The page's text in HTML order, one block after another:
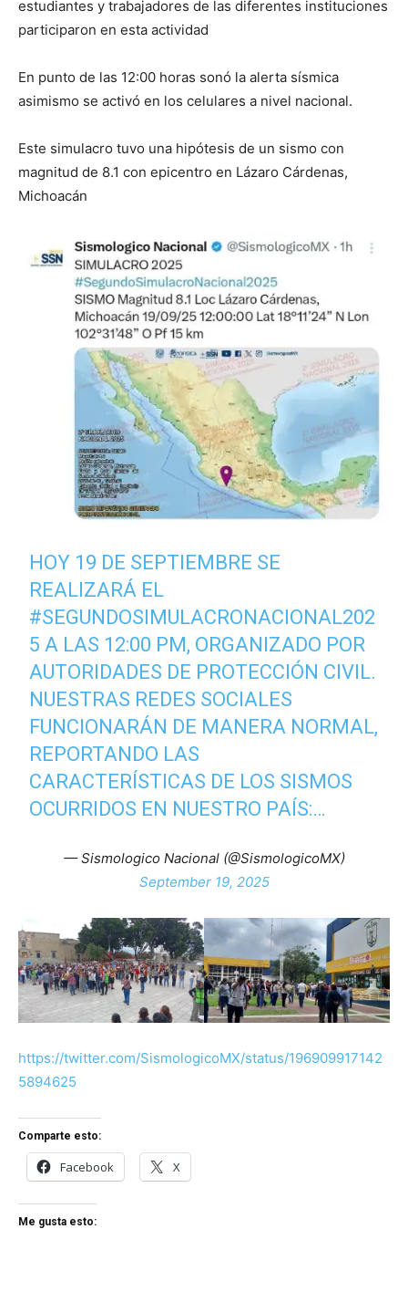
estudiantes y trabajadores de las diferentes instituciones
participaron en esta actividad
En punto de las 12:00 horas sonó la alerta sísmica
asimismo se activó en los celulares a nivel nacional.
Este simulacro tuvo una hipótesis de un sismo con
magnitud de 8.1 con epicentro en Lázaro Cárdenas,
Michoacán
HOY 19 DE SEPTIEMBRE SE
REALIZARÁ EL
#SEGUNDOSIMULACRONACIONAL202
5 A LAS 12:00 PM, ORGANIZADO POR
AUTORIDADES DE PROTECCIÓN CIVIL.
NUESTRAS REDES SOCIALES
FUNCIONARÁN DE MANERA NORMAL,
REPORTANDO LAS
CARACTERÍSTICAS DE LOS SISMOS
OCURRIDOS EN NUESTRO PAÍS:…
— Sismologico Nacional (@SismologicoMX)
September 19, 2025
https://twitter.com/SismologicoMX/status/196909917142
5894625
Comparte esto:
Facebook X
Me gusta esto: